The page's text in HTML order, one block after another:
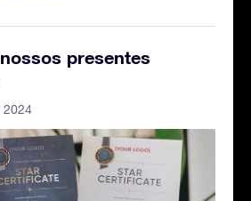
presentes
2024